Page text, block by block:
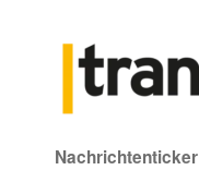
Nachrichtenticker